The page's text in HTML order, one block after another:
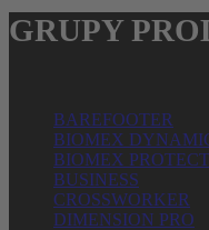
GRUPY
BAREFOOTER
BIOMEX
BIOMEX
BUSINESS
CROSSWORKER
DIMENSION PRO